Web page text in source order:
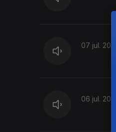
07 jul. 2020
06 jul. 2020